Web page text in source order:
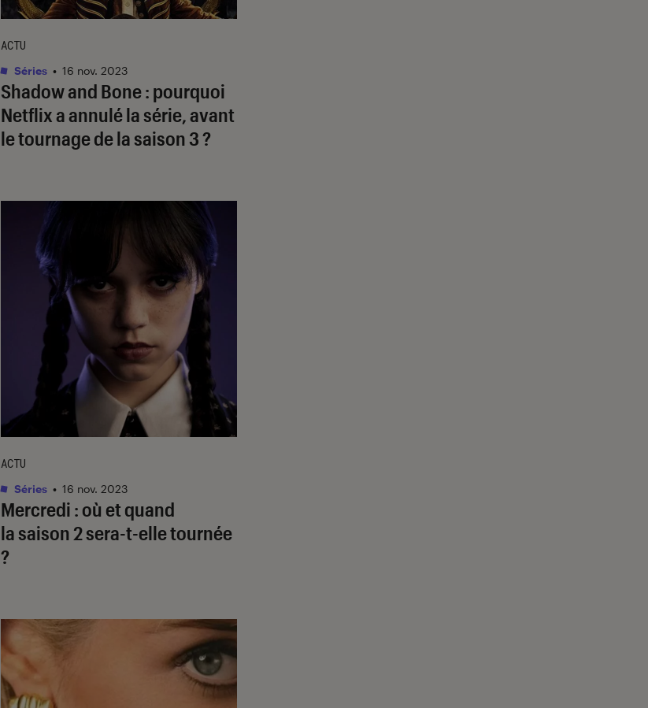
Shadow and Bone: pourquoi
Netflix a annulé la série, avant
le tournage de la saison 3 ?
ACTU
Séries • 16 nov. 2023
Mercredi : où et quand
la saison 2 sera-t-elle tournée
?
ACTU
Séries • 16 nov. 2023